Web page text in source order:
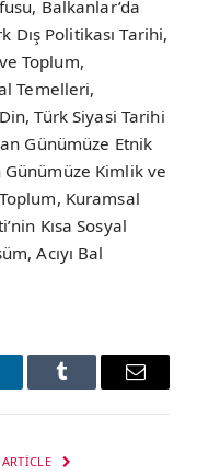
Balkanlar’da
Dış Politikası Tarihi,
Toplum,
Temelleri,
Türk Siyasi Tarihi
Günümüze Etnik
Günümüze Kimlik ve
Kuramsal
Kısa Sosyal
Acıyı Bal
Tumblr Email
ARTICLE